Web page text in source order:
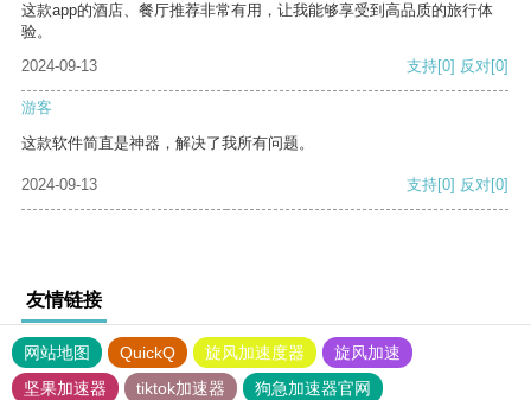
这款app的酒店、餐厅推荐非常有用，让我能够享受到高品质的旅行体
验。
2024-09-13
支持[0] 反对[0]
游客
这款软件简直是神器，解决了我所有问题。
2024-09-13 支持[0] 反对[0]
友情链接
网站地图 QuickQ 旋风加速度器
旋风加速
坚果加速器
tiktok加速器
狗急加速器官网